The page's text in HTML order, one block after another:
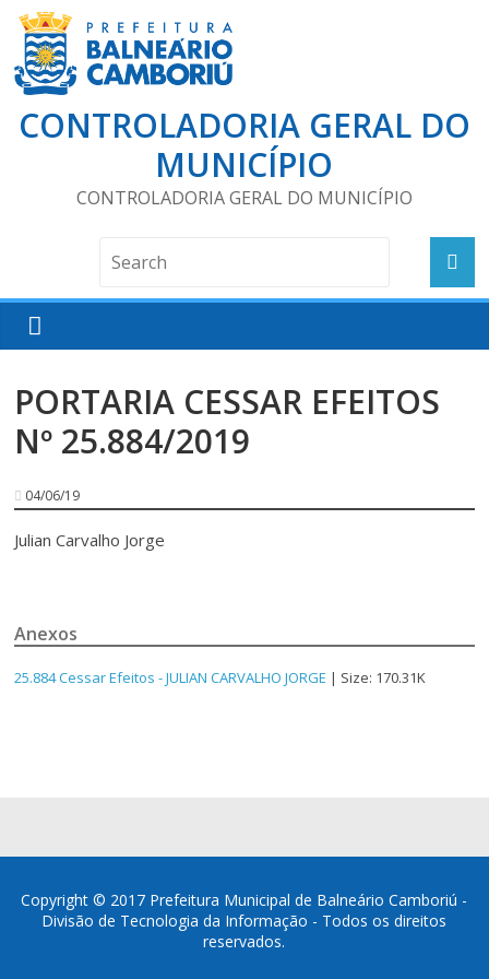
CONTROLADORIA GERAL DO
MUNICÍPIO
CONTROLADORIA GERAL DO MUNICÍPIO
PORTARIA CESSAR EFEITOS
Nº 25.884/2019
04/06/19
Julian Carvalho Jorge
Anexos
25.884 Cessar Efeitos - JULIAN CARVALHO JORGE | Size: 170.31K
Copyright © 2017 Prefeitura Municipal de Balneário Camboriú -
Divisão de Tecnologia da Informação - Todos os direitos
reservados.